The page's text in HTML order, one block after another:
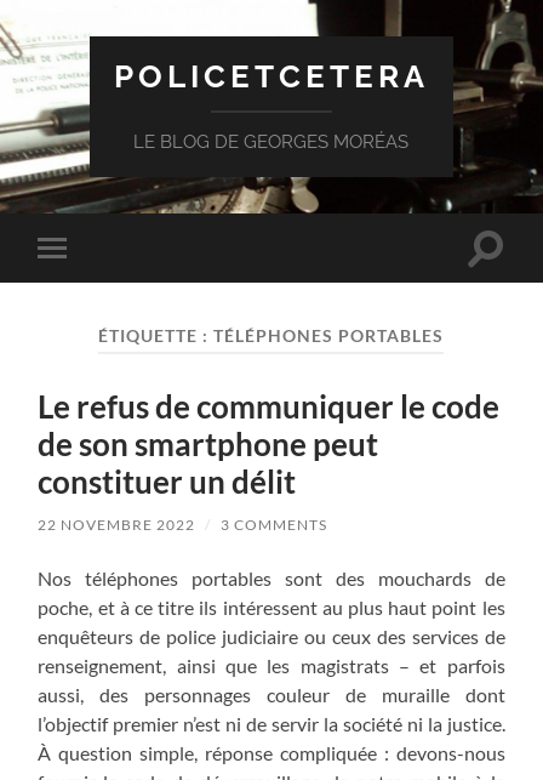
POLICETCETERA
LE BLOG DE GEORGES MORÉAS
Toggle
mobile
Toggle
ÉTIQUETTE :TÉLÉPHONES PORTABLES
Le refus de communiquer le code
de son smartphone peut
constituer un délit
22 NOVEMBRE 2022 / 3 COMMENTS
Nos téléphones portables sont des mouchards de
poche, et à ce titre ils intéressent au plus haut point les
enquêteurs de police judiciaire ou ceux des services de
renseignement, ainsi que les magistrats – et parfois
aussi, des personnages couleur de muraille dont
l’objectif premier n’est ni de servir la société ni la justice.
À question simple, réponse compliquée : devons-nous